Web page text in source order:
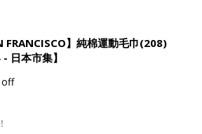
】純棉運動毛巾(208)
日本市集】
off